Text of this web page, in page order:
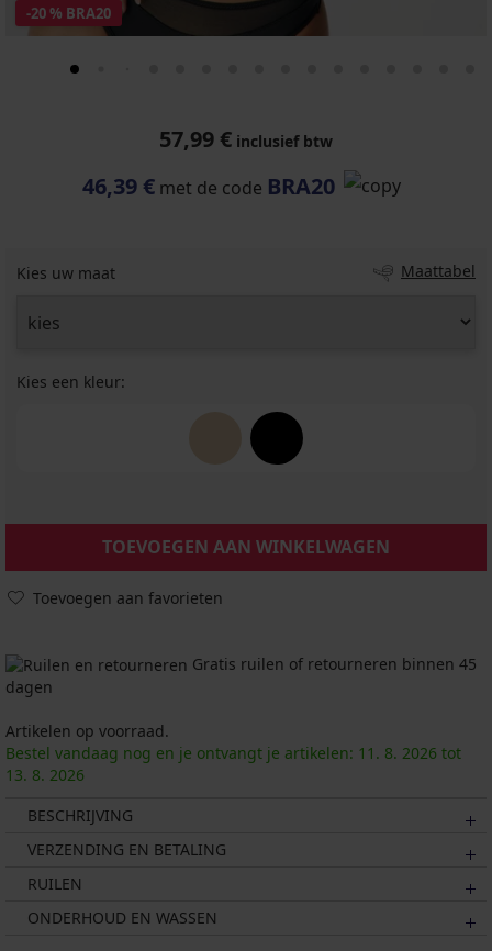
-20 % BRA20
57,99 € inclusief btw
46,39 € met de code BRA20
Kies uw maat Maattabel
Kies een kleur:
TOEVOEGEN AAN WINKELWAGEN
Toevoegen aan favorieten
Gratis ruilen of retourneren binnen 45
dagen
Artikelen op voorraad.
Bestel vandaag nog en je ontvangt je artikelen: 11. 8. 2026 tot
13. 8. 2026
BESCHRIJVING
VERZENDING EN BETALING
RUILEN
ONDERHOUD EN WASSEN